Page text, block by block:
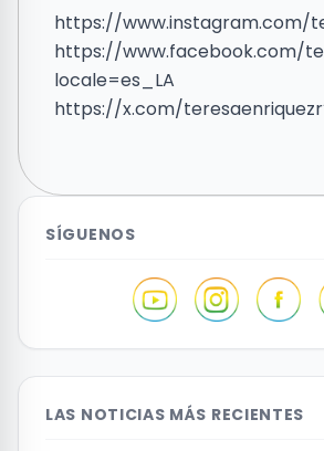
https://www.instagram.com/
https://www.facebook.com/
locale=es_LA
https://x.com/
SÍGUENOS
LAS NOTICIAS MÁS RECIENTES